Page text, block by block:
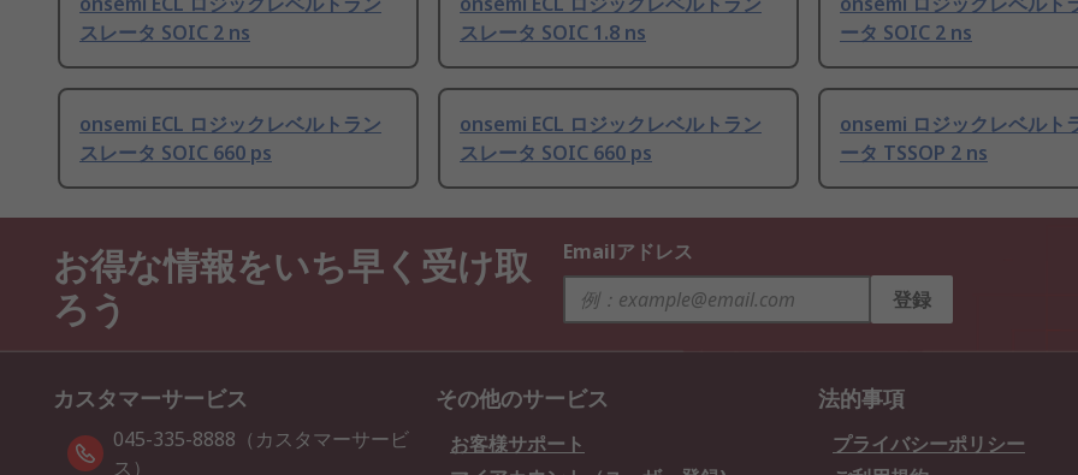
スレータ SOIC 2 ns
スレータ SOIC 1.8 ns
ータ SOIC 2 ns
onsemi ECL ロジックレベルトラン
スレータ SOIC 660 ps
onsemi ECL ロジックレベルトラン
スレータ SOIC 660 ps
onsemi ロジックレベルト
ータ TSSOP 2 ns
お得な情報をいち早く受け取
ろう
Emailアドレス
登録
カスタマーサービス
045-335-8888（カスタマーサービ
ス）
その他のサービス
お客様サポート
法的事項
プライバシーポリシー